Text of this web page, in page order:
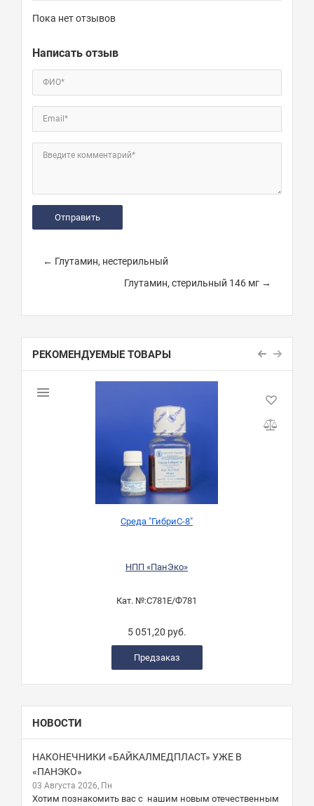
Пока нет отзывов
Написать отзыв
ФИО*
Email*
Введите комментарий*
← Глутамин, нестерильный
Глутамин, стерильный 146 мг →
РЕКОМЕНДУЕМЫЕ ТОВАРЫ
Среда "ГибриС-8"
НПП «ПанЭко»
Кат. №:С781Е/Ф781
5 051,20 руб.
Предзаказ
НОВОСТИ
НАКОНЕЧНИКИ «БАЙКАЛМЕДПЛАСТ» УЖЕ В
«ПАНЭКО»
03 Августа 2026, Пн
Хотим познакомить вас с нашим новым отечественным